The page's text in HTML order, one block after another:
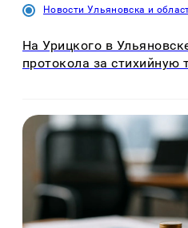
Новости Ульяновска и
На Урицкого в
протокола за стихийную